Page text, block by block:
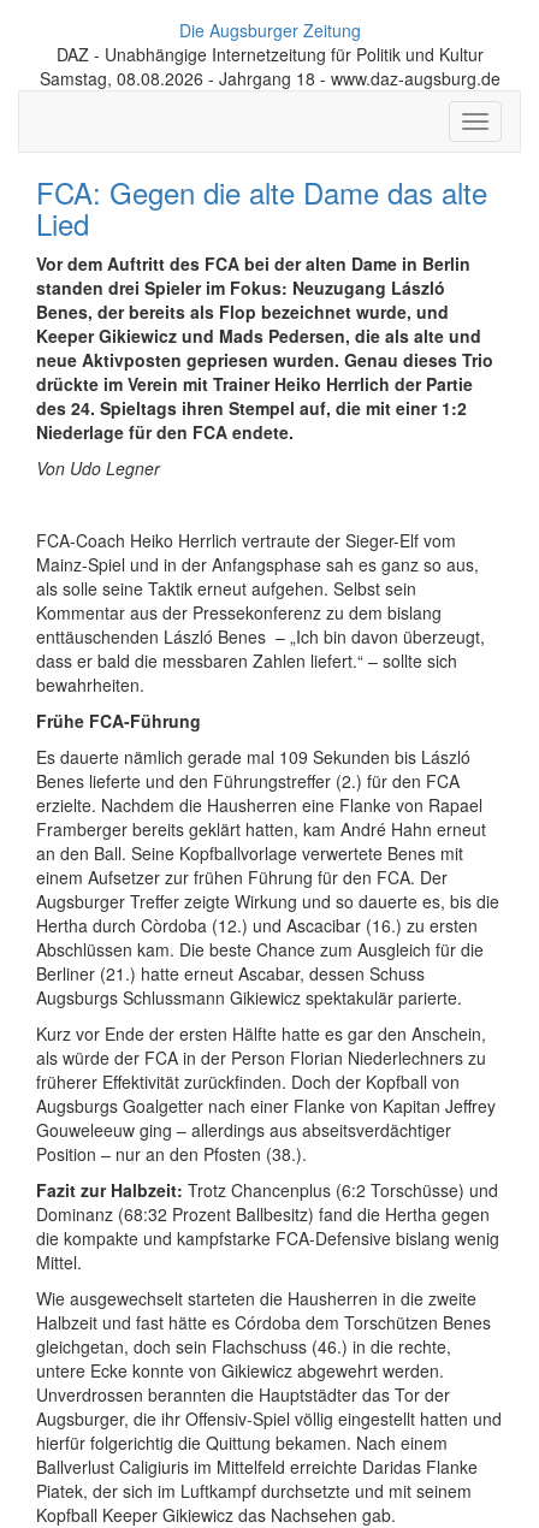
Die Augsburger Zeitung
DAZ - Unabhängige Internetzeitung für Politik und Kultur
Samstag, 08.08.2026 - Jahrgang 18 - www.daz-augsburg.de
Toggle
FCA: Gegen die alte Dame das alte
Lied
Vor dem Auftritt des FCA bei der alten Dame in Berlin
standen drei Spieler im Fokus: Neuzugang László
Benes, der bereits als Flop bezeichnet wurde, und
Keeper Gikiewicz und Mads Pedersen, die als alte und
neue Aktivposten gepriesen wurden. Genau dieses Trio
drückte im Verein mit Trainer Heiko Herrlich der Partie
des 24. Spieltags ihren Stempel auf, die mit einer 1:2
Niederlage für den FCA endete.
Von Udo Legner
FCA-Coach Heiko Herrlich vertraute der Sieger-Elf vom
Mainz-Spiel und in der Anfangsphase sah es ganz so aus,
als solle seine Taktik erneut aufgehen. Selbst sein
Kommentar aus der Pressekonferenz zu dem bislang
enttäuschenden László Benes – „Ich bin davon überzeugt,
dass er bald die messbaren Zahlen liefert.“ – sollte sich
bewahrheiten.
Frühe FCA-Führung
Es dauerte nämlich gerade mal 109 Sekunden bis László
Benes lieferte und den Führungstreffer (2.) für den FCA
erzielte. Nachdem die Hausherren eine Flanke von Rapael
Framberger bereits geklärt hatten, kam André Hahn erneut
an den Ball. Seine Kopfballvorlage verwertete Benes mit
einem Aufsetzer zur frühen Führung für den FCA. Der
Augsburger Treffer zeigte Wirkung und so dauerte es, bis die
Hertha durch Còrdoba (12.) und Ascacibar (16.) zu ersten
Abschlüssen kam. Die beste Chance zum Ausgleich für die
Berliner (21.) hatte erneut Ascabar, dessen Schuss
Augsburgs Schlussmann Gikiewicz spektakulär parierte.
Kurz vor Ende der ersten Hälfte hatte es gar den Anschein,
als würde der FCA in der Person Florian Niederlechners zu
früherer Effektivität zurückfinden. Doch der Kopfball von
Augsburgs Goalgetter nach einer Flanke von Kapitan Jeffrey
Gouweleeuw ging – allerdings aus abseitsverdächtiger
Position – nur an den Pfosten (38.).
Fazit zur Halbzeit: Trotz Chancenplus (6:2 Torschüsse) und
Dominanz (68:32 Prozent Ballbesitz) fand die Hertha gegen
die kompakte und kampfstarke FCA-Defensive bislang wenig
Mittel.
Wie ausgewechselt starteten die Hausherren in die zweite
Halbzeit und fast hätte es Córdoba dem Torschützen Benes
gleichgetan, doch sein Flachschuss (46.) in die rechte,
untere Ecke konnte von Gikiewicz abgewehrt werden.
Unverdrossen berannten die Hauptstädter das Tor der
Augsburger, die ihr Offensiv-Spiel völlig eingestellt hatten und
hierfür folgerichtig die Quittung bekamen. Nach einem
Ballverlust Caligiuris im Mittelfeld erreichte Daridas Flanke
Piatek, der sich im Luftkampf durchsetzte und mit seinem
Kopfball Keeper Gikiewicz das Nachsehen gab.